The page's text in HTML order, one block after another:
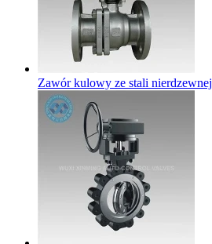
Zawór kulowy ze stali nierdzewnej